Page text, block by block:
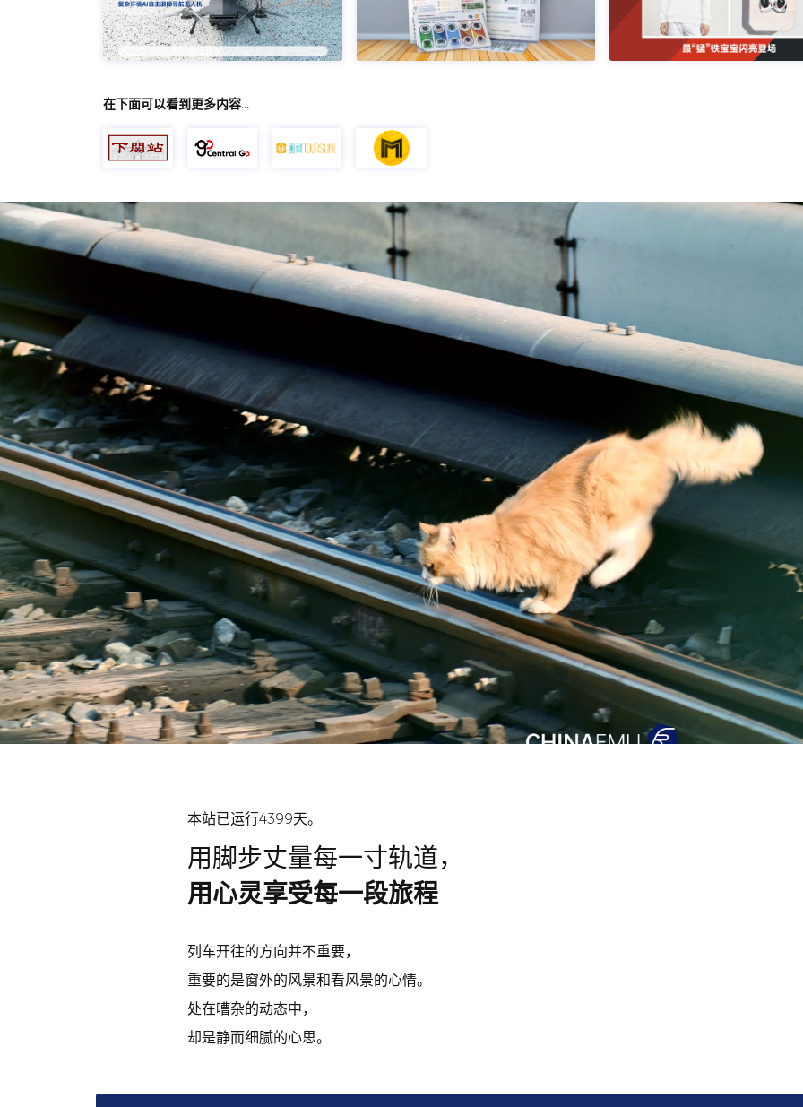
在下面可以看到更多内容…
本站已运行4399天。
用脚步丈量每一寸轨道，
用心灵享受每一段旅程
列车开往的方向并不重要，
重要的是窗外的风景和看风景的心情。
处在嘈杂的动态中，
却是静而细腻的心思。